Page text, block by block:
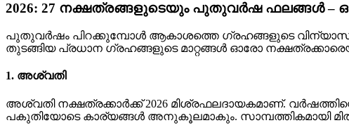
2026: 27 നക്ഷത്രങ്ങളുടെയും പുതുവർഷ ഫലങ്ങൾ –
പുതുവർഷം പിറക്കുമ്പോൾ ആകാശത്തെ ഗ്രഹങ്ങളുടെ വിന്യാസം
തുടങ്ങിയ പ്രധാന ഗ്രഹങ്ങളുടെ മാറ്റങ്ങൾ ഓരോ
1. അശ്വതി
അശ്വതി നക്ഷത്രക്കാർക്ക് 2026 മിശ്രഫലദായകമാണ്.
പകുതിയോടെ കാര്യങ്ങൾ അനുകൂലമാകും. സാമ്പത്തികമായി